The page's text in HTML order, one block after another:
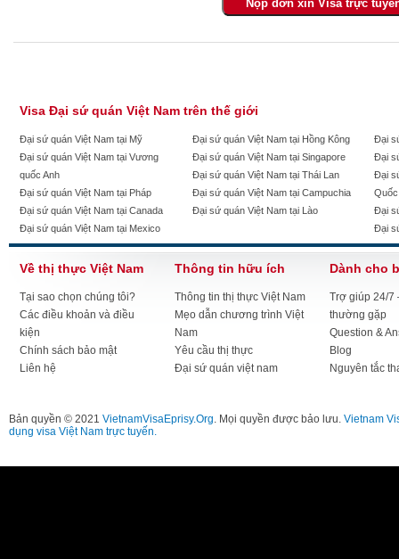
Visa Đại sứ quán Việt Nam trên thế giới
Đại sứ quán Việt Nam tại Mỹ
Đại sứ quán Việt Nam tại Vương
quốc Anh
Đại sứ quán Việt Nam tại Pháp
Đại sứ quán Việt Nam tại Canada
Đại sứ quán Việt Nam tại Mexico
Đại sứ quán Việt Nam tại Hồng Kông
Đại sứ quán Việt Nam tại Singapore
Đại sứ quán Việt Nam tại Thái Lan
Đại sứ quán Việt Nam tại Campuchia
Đại sứ quán Việt Nam tại Lào
Đại
Đại
Đại
Quốc
Đại
Đại
Về thị thực Việt Nam
Tại sao chọn chúng tôi?
Các điều khoản và điều
kiện
Chính sách bảo mật
Liên hệ
Thông tin hữu ích
Thông tin thị thực Việt Nam
Mẹo dẫn chương trình Việt
Nam
Yêu cầu thị thực
Đại sứ quán việt nam
Dành cho
Trợ giúp 24/7
thường gặp
Question &
Blog
Nguyên tắc
Bản quyền © 2021 VietnamVisaEprisy.Org . Mọi quyền được bảo lưu. Vietnam
dụng visa Việt Nam trực tuyến.